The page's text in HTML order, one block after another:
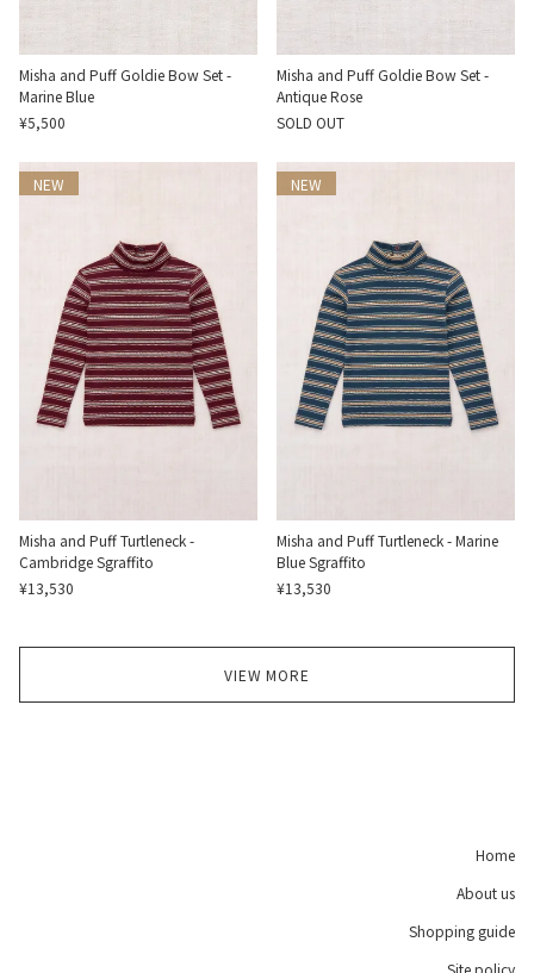
Misha and Puff Goldie Bow Set -
Marine Blue
¥5,500
Misha and Puff Goldie Bow Set -
Antique Rose
SOLD OUT
NEW
Misha and Puff Turtleneck -
Cambridge Sgraffito
¥13,530
NEW
Misha and Puff Turtleneck - Marine
Blue Sgraffito
¥13,530
VIEW MORE
Home
About us
Shopping guide
Site policy